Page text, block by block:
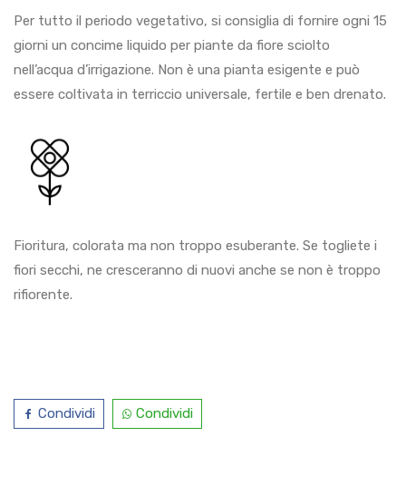
Per tutto il periodo vegetativo, si consiglia di fornire ogni 15
giorni un concime liquido per piante da fiore sciolto
nell’acqua d’irrigazione. Non è una pianta esigente e può
essere coltivata in terriccio universale, fertile e ben drenato.
Fioritura, colorata ma non troppo esuberante. Se togliete i
fiori secchi, ne cresceranno di nuovi anche se non è troppo
rifiorente.
Condividi Condividi